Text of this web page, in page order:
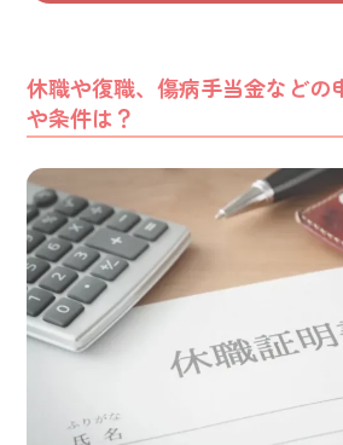
休職や復職、傷病手当金などの
や条件は？